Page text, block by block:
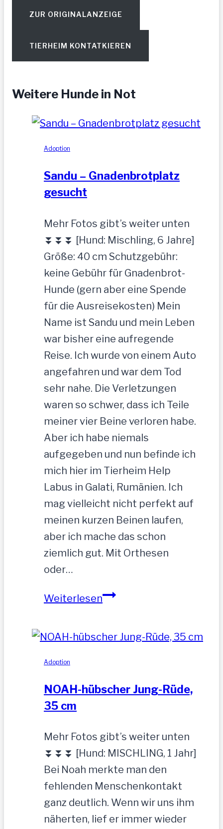
ZUR ORIGINALANZEIGE
TIERHEIM KONTATKIEREN
Weitere Hunde in Not
Adoption
Sandu – Gnadenbrotplatz
gesucht
Mehr Fotos gibt’s weiter unten
⏬⏬⏬ [Hund: Mischling, 6 Jahre]
Größe: 40 cm Schutzgebühr:
keine Gebühr für Gnadenbrot-
Hunde (gern aber eine Spende
für die Ausreisekosten) Mein
Name ist Sandu und mein Leben
war bisher eine aufregende
Reise. Ich wurde von einem Auto
angefahren und war dem Tod
sehr nahe. Die Verletzungen
waren so schwer, dass ich Teile
meiner vier Beine verloren habe.
Aber ich habe niemals
aufgegeben und nun befinde ich
mich hier im Tierheim Help
Labus in Galati, Rumänien. Ich
mag vielleicht nicht perfekt auf
meinen kurzen Beinen laufen,
aber ich mache das schon
ziemlich gut. Mit Orthesen
oder…
WeiterlesenSandu
gesucht
Adoption
NOAH-hübscher Jung-Rüde,
35 cm
Mehr Fotos gibt’s weiter unten
⏬⏬⏬ [Hund: MISCHLING, 1 Jahr]
Bei Noah merkte man den
fehlenden Menschenkontakt
ganz deutlich. Wenn wir uns ihm
näherten, lief er immer wieder